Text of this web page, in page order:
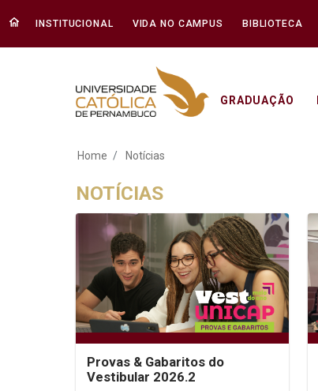
INSTITUCIONAL VIDA NO CAMPUS BIBLIOTECA
GRADUAÇÃO
Notícias - Unicap
Home Notícias
NOTÍCIAS
Provas & Gabaritos do
Vestibular 2026.2